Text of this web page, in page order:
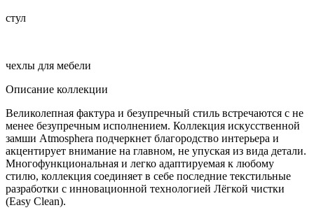
стул
чехлы для мебели
Описание коллекции
Великолепная фактура и безупречный стиль встречаются с не
менее безупречным исполнением. Коллекция искусственной
замши Atmosphera подчеркнет благородство интерьера и
акцентирует внимание на главном, не упуская из вида детали.
Многофункциональная и легко адаптируемая к любому
стилю, коллекция соединяет в себе последние текстильные
разработки с инновационной технологией Лёгкой чистки
(Easy Clean).